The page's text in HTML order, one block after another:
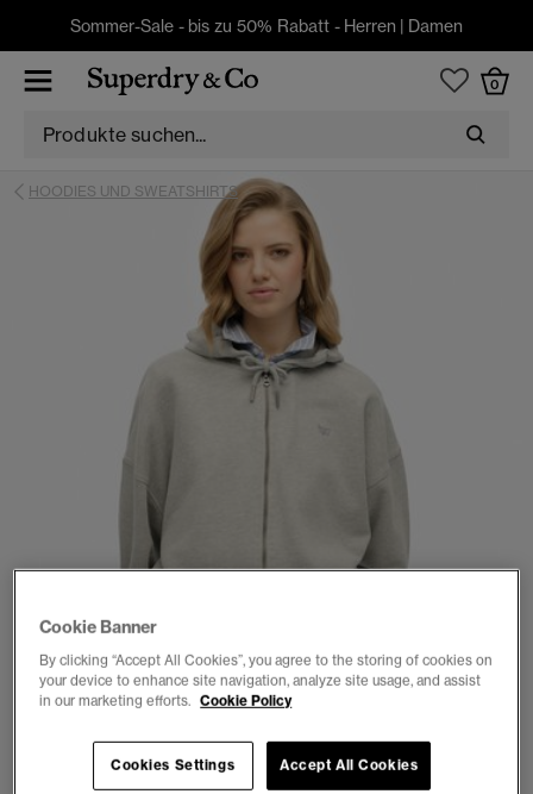
Sommer-Sale - bis zu 50% Rabatt - Herren | Damen
0
HOODIES UND SWEATSHIRTS
1 2 3 4 5
Cookie Banner
By clicking “Accept All Cookies”, you agree to the storing of cookies on
your device to enhance site navigation, analyze site usage, and assist
in our marketing efforts. Cookie Policy
Accept All Cookies
Cookies Settings